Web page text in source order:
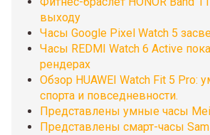
выходу
Часы Google Pixel Watch 5
Часы REDMI Watch 6 Active
рендерах
Обзор HUAWEI Watch Fit 5 Pro:
спорта и повседневности.
Представлены умные часы
Представлены смарт-часы